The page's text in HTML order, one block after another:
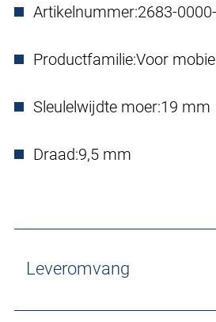
Artikelnummer:2683-
Productfamilie:Voor
Sleulelwijdte moer:19 mm
Draad:9,5 mm
Leveromvang